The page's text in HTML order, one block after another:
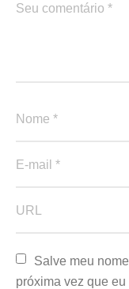
Salve meu
próxima vez que eu